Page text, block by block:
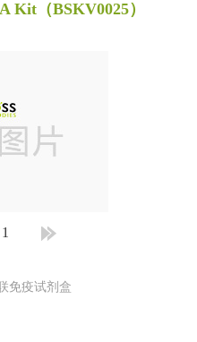
Kit （BSKV0025）
1
免疫试剂盒